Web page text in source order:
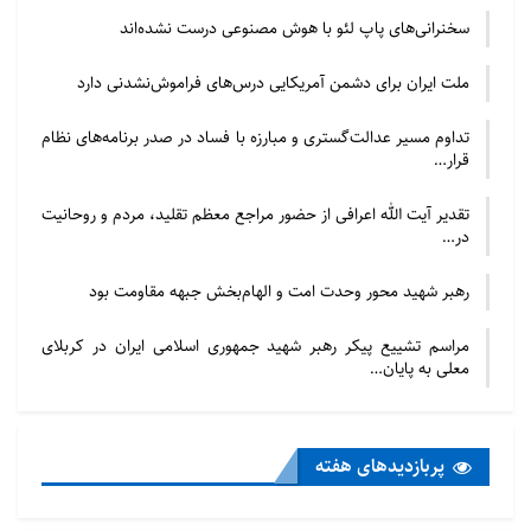
دهد.
آقا محمّد بیدآبادی، علاوه بر جامعیت در علوم عقلی و
نقلی و چیرگی بر دانش های متداول زمان خود، در دانش
های غیر رسمی و به اصطلاح، «علوم غریبه»، از جمله
«کیمیا» نیز مهارت بسيار ویژه ای داشته اند.
حضرت علامه بیدآبادی در اول محرم 1198 وفات یافت و
پیکر مطهر او را بنا به وصیت خودش در تخت فولاد
اصفهان کنار قبر میر معصوم خاتون آبادی، که قبر پدرش
هم در همانجا قرار داشت، دفن نمودند. مقبره او در صحن
شرقی تکیه خوانساری قرار دارد. مرحوم محمدکاظم واله در
قطعه شعری که اکنون بر سنگ مزار او حک شده است
کرد واله از پی تاریخ او بیتی رقم تا
بود هر مصرعی بر سال فوتش رهنمون
سخنرانی‌های پاپ لئو با هوش مصنوعی درست نشده‌اند
ملت ایران برای دشمن آمریکایی درس‌های فراموش‌نشدنی دارد
تداوم مسیر عدالت‌گستری و مبارزه با فساد در صدر برنامه‌های نظام
قرار…
تقدیر آیت الله اعرافی از حضور مراجع معظم تقلید، مردم و روحانیت
در…
رهبر شهید محور وحدت امت و الهام‌بخش جبهه مقاومت بود
مراسم تشییع پیکر رهبر شهید جمهوری اسلامی ایران در کربلای
معلی به پایان…
پربازدید‌های هفته